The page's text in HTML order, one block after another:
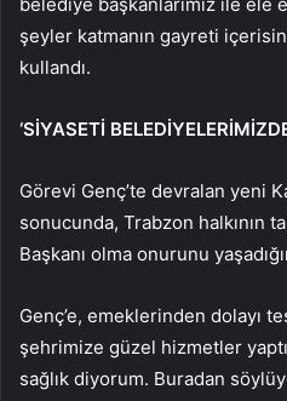
şeyler katmanın gayreti
kullandı.
‘SİYASETİ
Görevi Genç’te devralan yeni
sonucunda, Trabzon halkının
Başkanı olma onurunu
Genç’e, emeklerinden dolayı
şehrimize güzel hizmetler
sağlık diyorum. Buradan